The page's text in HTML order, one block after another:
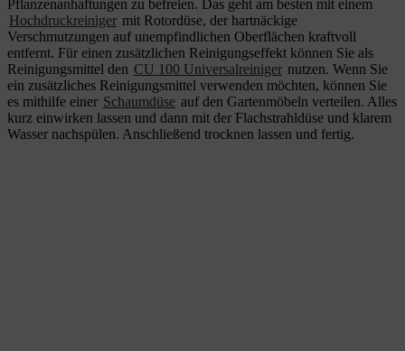
Pflanzenanhaftungen zu befreien. Das geht am besten mit einem
Hochdruckreiniger mit Rotordüse, der hartnäckige
Verschmutzungen auf unempfindlichen Oberflächen kraftvoll
entfernt. Für einen zusätzlichen Reinigungseffekt können Sie als
Reinigungsmittel den CU 100 Universalreiniger nutzen. Wenn Sie
ein zusätzliches Reinigungsmittel verwenden möchten, können Sie
es mithilfe einer Schaumdüse auf den Gartenmöbeln verteilen. Alles
kurz einwirken lassen und dann mit der Flachstrahldüse und klarem
Wasser nachspülen. Anschließend trocknen lassen und fertig.